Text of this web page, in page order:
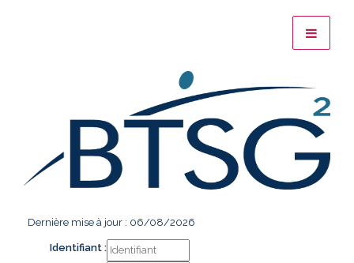
Dernière mise à jour : 06/08/2026
Identifiant :